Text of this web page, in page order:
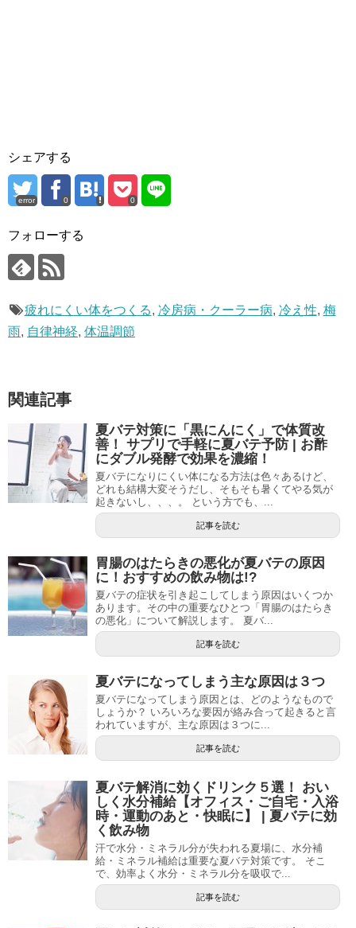
シェアする
error 0 0
フォローする
疲れにくい体をつくる, 冷房病・クーラー病, 冷え性, 梅
雨, 自律神経, 体温調節
関連記事
夏バテ対策に「黒にんにく」で体質改
善！ サプリで手軽に夏バテ予防 | お酢
にダブル発酵で効果を濃縮！
夏バテになりにくい体になる方法は色々あるけど、
どれも結構大変そうだし、そもそも暑くてやる気が
起きないし、、、。 という方でも、...
記事を読む
胃腸のはたらきの悪化が夏バテの原因
に！おすすめの飲み物は!?
夏バテの症状を引き起こしてしまう原因はいくつか
あります。その中の重要なひとつ「胃腸のはたらき
の悪化」について解説します。 夏バ...
記事を読む
夏バテになってしまう主な原因は３つ
夏バテになってしまう原因とは、どのようなもので
しょうか？ いろいろな要因が絡み合って起きると言
われていますが、主な原因は３つに...
記事を読む
夏バテ解消に効くドリンク５選！ おい
しく水分補給【オフィス・ご自宅・入浴
時・運動のあと・快眠に】 | 夏バテに効
く飲み物
汗で水分・ミネラル分が失われる夏場に、水分補
給・ミネラル補給は重要な夏バテ対策です。 そこ
で、効率よく水分・ミネラル分を吸収で...
記事を読む